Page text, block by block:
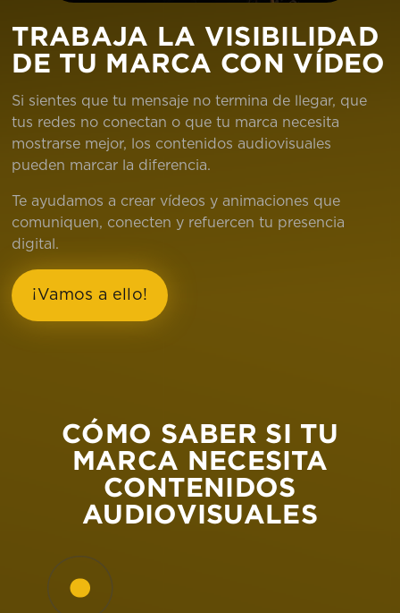
TRABAJA LA VISIBILIDAD
DE TU MARCA CON VÍDEO
Si sientes que tu mensaje no termina de llegar, que
tus redes no conectan o que tu marca necesita
mostrarse mejor, los contenidos audiovisuales
pueden marcar la diferencia.
Te ayudamos a crear vídeos y animaciones que
comuniquen, conecten y refuercen tu presencia
digital.
¡Vamos a ello!
CÓMO SABER SI TU
MARCA NECESITA
CONTENIDOS
AUDIOVISUALES